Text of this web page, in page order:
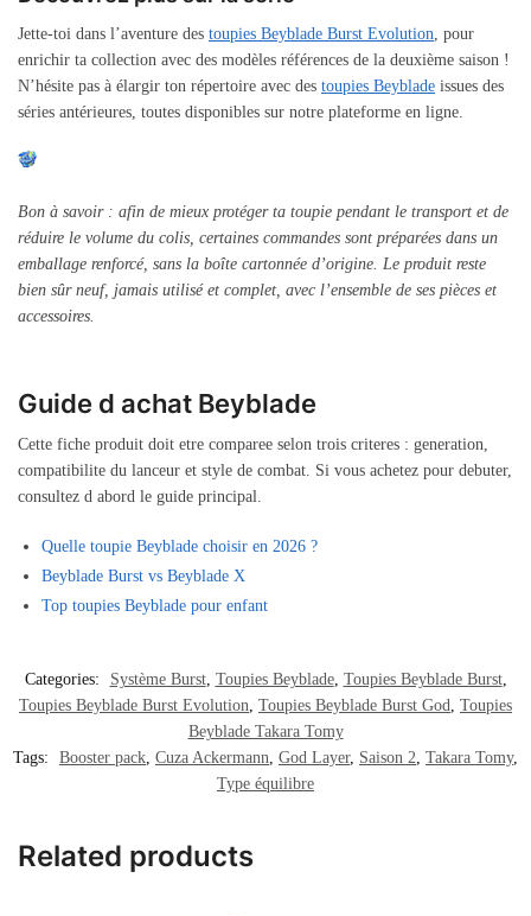
Jette-toi dans l’aventure des toupies Beyblade Burst Evolution, pour
enrichir ta collection avec des modèles références de la deuxième saison !
N’hésite pas à élargir ton répertoire avec des toupies Beyblade issues des
séries antérieures, toutes disponibles sur notre plateforme en ligne.
Bon à savoir : afin de mieux protéger ta toupie pendant le transport et de
réduire le volume du colis, certaines commandes sont préparées dans un
emballage renforcé, sans la boîte cartonnée d’origine. Le produit reste
bien sûr neuf, jamais utilisé et complet, avec l’ensemble de ses pièces et
accessoires.
Guide d achat Beyblade
Cette fiche produit doit etre comparee selon trois criteres : generation,
compatibilite du lanceur et style de combat. Si vous achetez pour debuter,
consultez d abord le guide principal.
Quelle toupie Beyblade choisir en 2026 ?
Beyblade Burst vs Beyblade X
Top toupies Beyblade pour enfant
Categories: Système Burst, Toupies Beyblade, Toupies Beyblade Burst,
Toupies Beyblade Burst Evolution Toupies Beyblade Burst God Toupies
Beyblade Takara Tomy
Tags:
Booster pack Cuza Ackermann God Layer, Saison 2 Takara Tomy,
Type équilibre
Related products